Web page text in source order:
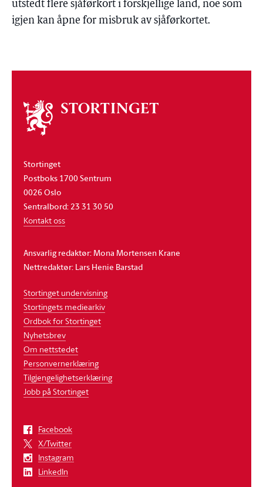
utstedt flere sjåførkort i forskjellige land, noe som
igjen kan åpne for misbruk av sjåførkortet.
Om
stortinget
Stortinget
Postboks 1700 Sentrum
0026 Oslo
Sentralbord: 23 31 30 50
Kontakt oss
Ansvarlig redaktør: Mona Mortensen Krane
Nettredaktør: Lars Henie Barstad
Stortinget undervisning
Stortingets mediearkiv
Ordbok for Stortinget
Nyhetsbrev
Om nettstedet
Personvernerklæring
Tilgjengelighetserklæring
Jobb på Stortinget
Facebook
X/Twitter
Instagram
LinkedIn